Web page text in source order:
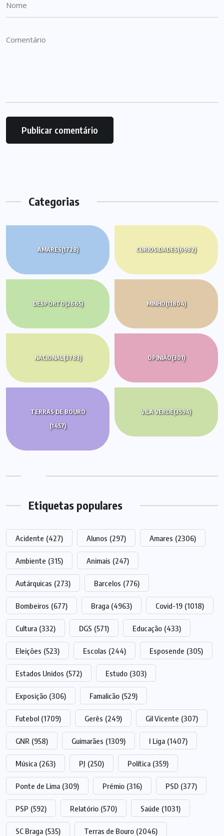
Categorias
AMARES(1728) CURIOSIDADES(6982)
DESPORTO(2665) MINHO(11804)
NACIONAL(3783) OPINIÃO(301)
TERRAS DE BOURO
(1457)
VILA VERDE(3594)
Etiquetas populares
Acidente (427) Alunos (297) Amares (2306)
Ambiente (315) Animais (247)
Autárquicas (273) Barcelos (776)
Bombeiros (677) Braga (4963) Covid-19 (1018)
Cultura (332) DGS (571) Educação (433)
Eleições (523) Escolas (244) Esposende (305)
Estados Unidos (572) Estudo (303)
Exposição (306) Famalicão (529)
Futebol (1709) Gerês (249) Gil Vicente (307)
GNR (958) Guimarães (1309) I Liga (1407)
Música (263) PJ (250) Política (359)
Ponte de Lima (309) Prémio (316) PSD (377)
PSP (592) Relatório (570) Saúde (1031)
SC Braga (535) Terras de Bouro (2046)